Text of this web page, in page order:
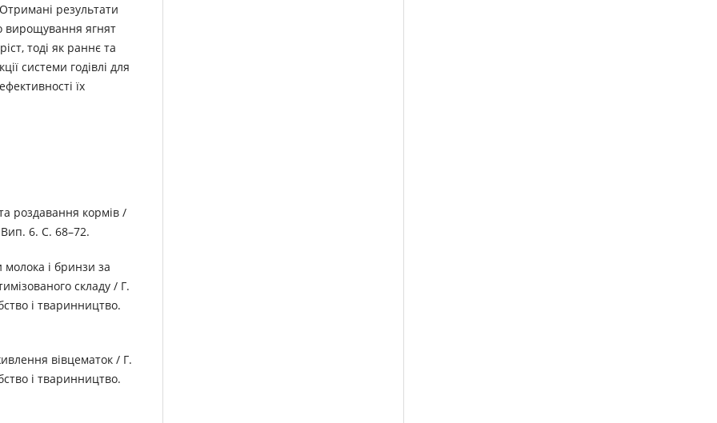
результати
вирощування ягнят
тоді як раннє та
системи годівлі для
їх
роздавання кормів /
6. С. 68–72.
молока і бринзи за
складу / Г.
і тваринництво.
вівцематок / Г.
і тваринництво.